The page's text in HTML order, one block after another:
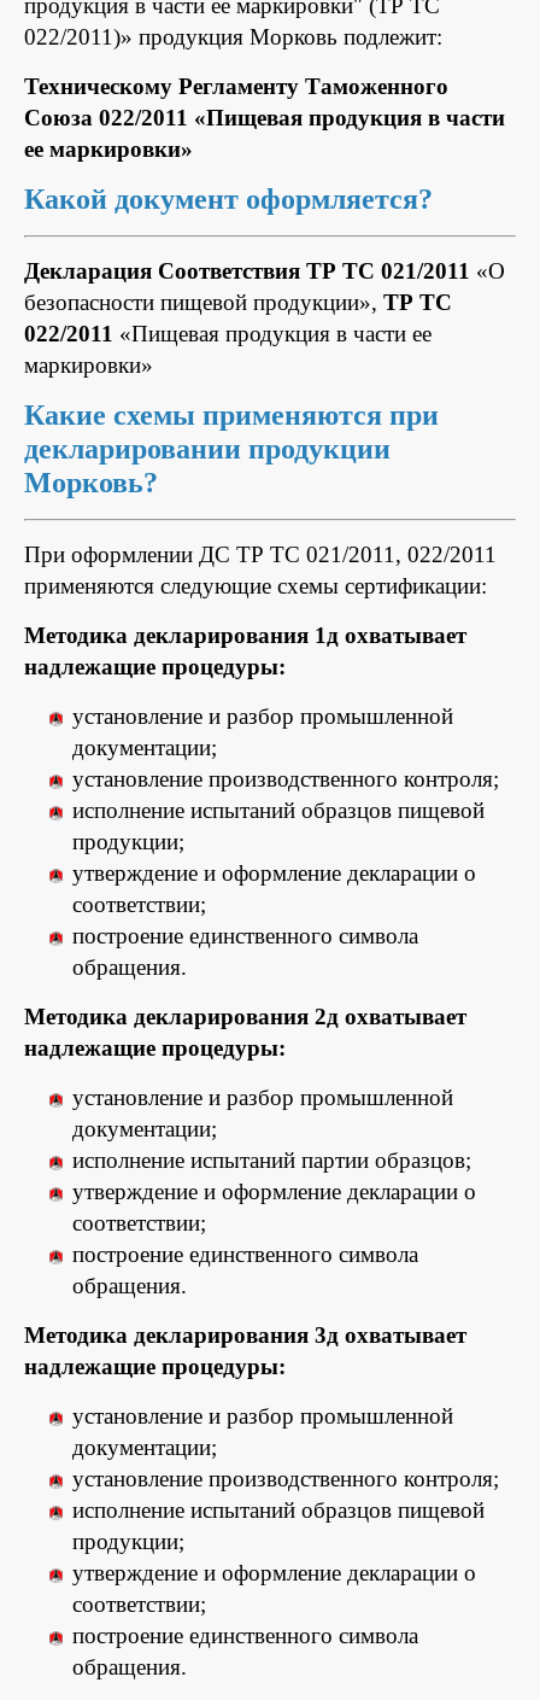
продукция в части ее маркировки" (ТР ТС
022/2011)» продукция Морковь подлежит:
Техническому Регламенту Таможенного
Союза 022/2011 «Пищевая продукция в части
ее маркировки»
Какой документ оформляется?
Декларация Соответствия ТР ТС 021/2011 «О
безопасности пищевой продукции», ТР ТС
022/2011 «Пищевая продукция в части ее
маркировки»
Какие схемы применяются при
декларировании продукции
Морковь?
При оформлении ДС ТР ТС 021/2011, 022/2011
применяются следующие схемы сертификации:
Методика декларирования 1д охватывает
надлежащие процедуры:
установление и разбор промышленной
документации;
установление производственного контроля;
исполнение испытаний образцов пищевой
продукции;
утверждение и оформление декларации о
соответствии;
построение единственного символа
обращения.
Методика декларирования 2д охватывает
надлежащие процедуры:
установление и разбор промышленной
документации;
исполнение испытаний партии образцов;
утверждение и оформление декларации о
соответствии;
построение единственного символа
обращения.
Методика декларирования 3д охватывает
надлежащие процедуры:
установление и разбор промышленной
документации;
установление производственного контроля;
исполнение испытаний образцов пищевой
продукции;
утверждение и оформление декларации о
соответствии;
построение единственного символа
обращения.